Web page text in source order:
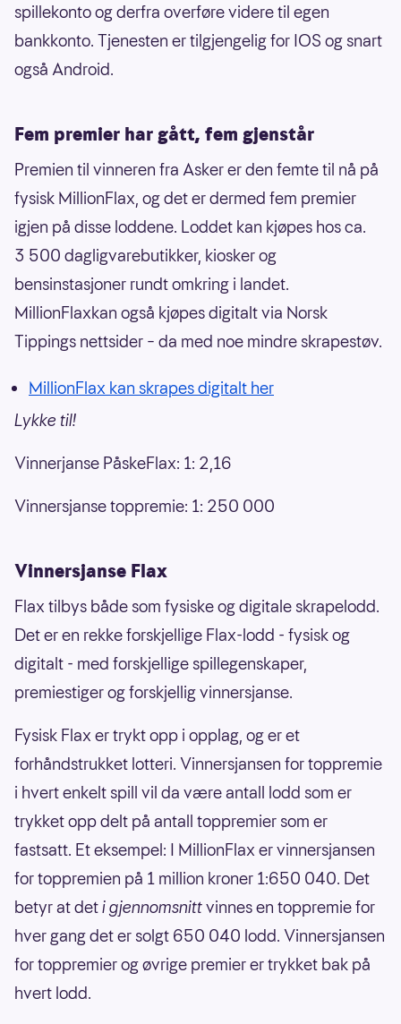
spillekonto og derfra overføre videre til egen
bankkonto. Tjenesten er tilgjengelig for IOS og snart
også Android.
Fem premier har gått, fem gjenstår
Premien til vinneren fra Asker er den femte til nå på
fysisk MillionFlax, og det er dermed fem premier
igjen på disse loddene. Loddet kan kjøpes hos ca.
3 500 dagligvarebutikker, kiosker og
bensinstasjoner rundt omkring i landet.
MillionFlaxkan også kjøpes digitalt via Norsk
Tippings nettsider – da med noe mindre skrapestøv.
MillionFlax kan skrapes digitalt her
Lykke til!
Vinnerjanse PåskeFlax: 1: 2,16
Vinnersjanse toppremie: 1: 250 000
Vinnersjanse Flax
Flax tilbys både som fysiske og digitale skrapelodd.
Det er en rekke forskjellige Flax-lodd - fysisk og
digitalt - med forskjellige spillegenskaper,
premiestiger og forskjellig vinnersjanse.
Fysisk Flax er trykt opp i opplag, og er et
forhåndstrukket lotteri. Vinnersjansen for toppremie
i hvert enkelt spill vil da være antall lodd som er
trykket opp delt på antall toppremier som er
fastsatt. Et eksempel: I MillionFlax er vinnersjansen
for toppremien på 1 million kroner 1:650 040. Det
betyr at deti gjennomsnittvinnes en toppremie for
hver gang det er solgt 650 040 lodd. Vinnersjansen
for toppremier og øvrige premier er trykket bak på
hvert lodd.